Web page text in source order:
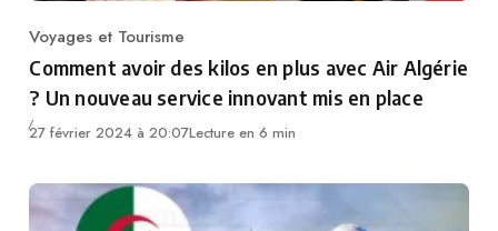
Category
Voyages et Tourisme
Comment avoir des kilos en plus avec Air Algérie
? Un nouveau service innovant mis en place
27 février 2024 à 20:07Lecture en 6 min